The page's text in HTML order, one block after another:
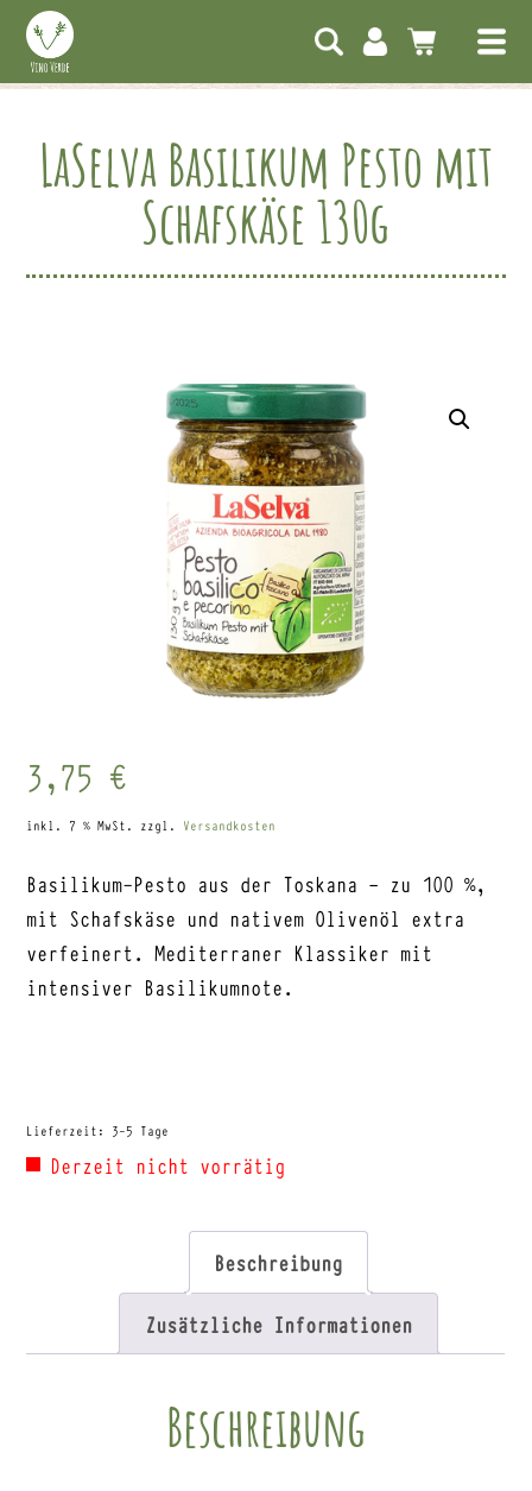
LaSelva Basilikum Pesto mit
Schafskäse 130g
3,75 €
inkl. 7 % MwSt. zzgl. Versandkosten
Basilikum-Pesto aus der Toskana – zu 100 %,
mit Schafskäse und nativem Olivenöl extra
verfeinert. Mediterraner Klassiker mit
intensiver Basilikumnote.
Lieferzeit: 3-5 Tage
Derzeit nicht vorrätig
Beschreibung
Zusätzliche Informationen
Beschreibung